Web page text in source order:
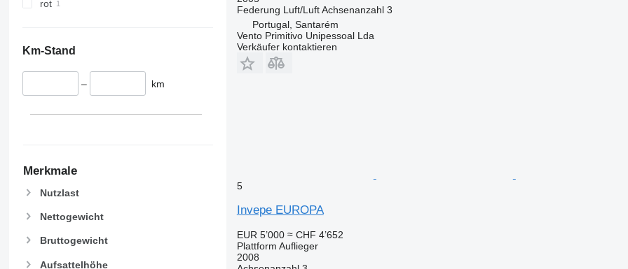
rot
Km-Stand
– km
Merkmale
Nutzlast
Nettogewicht
Bruttogewicht
Aufsattelhöhe
Federung Luft/Luft Achsenanzahl 3
Portugal, Santarém
Vento Primitivo Unipessoal Lda
Verkäufer kontaktieren
5
Invepe EUROPA
EUR 5’000 ≈ CHF 4’652
Plattform Auflieger
2008